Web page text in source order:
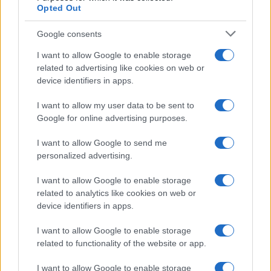
Opted Out
Google consents
I want to allow Google to enable storage
related to advertising like cookies on web or
device identifiers in apps.
I want to allow my user data to be sent to
Google for online advertising purposes.
I want to allow Google to send me
personalized advertising.
I want to allow Google to enable storage
related to analytics like cookies on web or
device identifiers in apps.
I want to allow Google to enable storage
related to functionality of the website or app.
I want to allow Google to enable storage
Martina Agostina Diturco
I nostri cari
I nostri cari
I nostri cari
Giovannimaria Cabras